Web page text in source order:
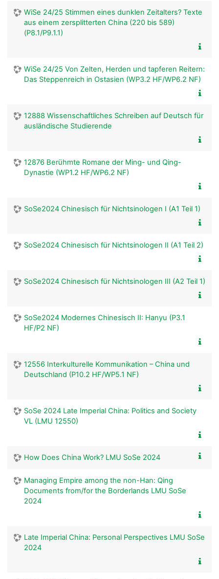
WiSe 24/25 Stimmen eines dunklen Zeitalters? Texte
aus einem zersplitterten China (220 bis 589)
(P8.1/P9.1.1)
WiSe 24/25 Von Zelten, Herden und tapferen Reitern:
Das Steppenreich in Ostasien (WP3.2 HF/WP6.2 NF)
12888 Wissenschaftliches Schreiben auf Deutsch für
ausländische Studierende
12876 Berühmte Romane der Ming- und Qing-
Dynastie (WP1.2 HF/WP6.2 NF)
SoSe2024 Chinesisch für Nichtsinologen I (A1 Teil 1)
SoSe2024 Chinesisch für Nichtsinologen II (A1 Teil 2)
SoSe2024 Chinesisch für Nichtsinologen III (A2 Teil 1)
SoSe2024 Modernes Chinesisch II: Hanyu (P3.1
HF/P2 NF)
12556 Interkulturelle Kommunikation – China und
Deutschland (P10.2 HF/WP5.1 NF)
SoSe 2024 Late Imperial China: Politics and Society
VL (LMU 12550)
How Does China Work? LMU SoSe 2024
Managing Empire among the non-Han: Qing
Documents from/for the Borderlands LMU SoSe
2024
Late Imperial China: Personal Perspectives LMU SoSe
2024